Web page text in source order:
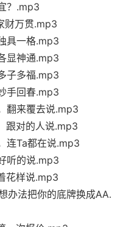
？.mp3
财万贯.mp3
具一格.mp3
显神通.mp3
子多福.mp3
手回春.mp3
翻来覆去说.mp3
跟对的人说.mp3
连Ta都在说.mp3
听的说.mp3
花样说.mp3
办法把你的底牌换成AA.